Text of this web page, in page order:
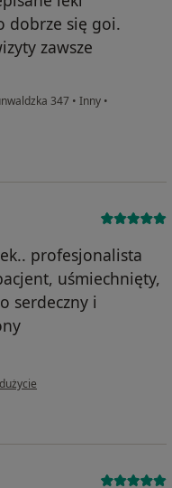
dobrze się goi.
zawsze
347 • Inny •
profesjonalista
uśmiechnięty,
serdeczny i
Teresa